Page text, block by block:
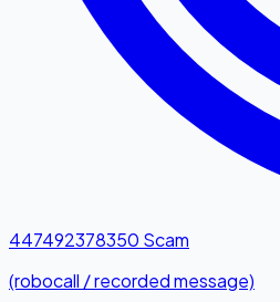
447492378350 Scam
(robocall / recorded message)